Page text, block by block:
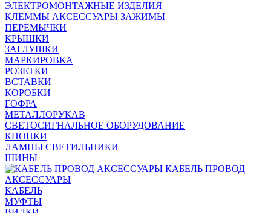
ЭЛЕКТРОМОНТАЖНЫЕ ИЗДЕЛИЯ
КЛЕММЫ АКСЕССУАРЫ ЗАЖИМЫ
ПЕРЕМЫЧКИ
КРЫШКИ
ЗАГЛУШКИ
МАРКИРОВКА
РОЗЕТКИ
ВСТАВКИ
КОРОБКИ
ГОФРА
МЕТАЛЛОРУКАВ
СВЕТОСИГНАЛЬНОЕ ОБОРУДОВАНИЕ
КНОПКИ
ЛАМПЫ СВЕТИЛЬНИКИ
ШИНЫ
КАБЕЛЬ ПРОВОД
АКСЕССУАРЫ
КАБЕЛЬ
МУФТЫ